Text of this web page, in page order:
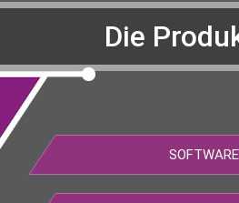
Die
SOFTWARE